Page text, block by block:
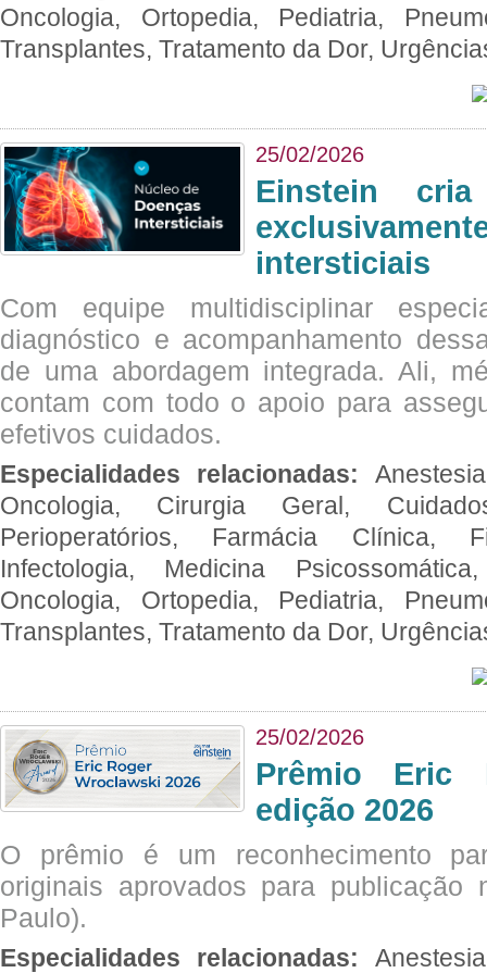
Oncologia, Ortopedia, Pediatria,
Transplantes, Tratamento da Dor,
25/02/2026
Einstein
intersticiais
Com equipe multidisciplinar
diagnóstico e acompanhamento
de uma abordagem integrada. Ali,
contam com todo o apoio para
efetivos cuidados.
Especialidades relacionadas:
Oncologia, Cirurgia Geral,
Perioperatórios, Farmácia Clínica,
Infectologia, Medicina
Oncologia, Ortopedia, Pediatria,
Transplantes, Tratamento da Dor,
25/02/2026
Prêmio Eric
edição 2026
O prêmio é um reconhecimento
originais aprovados para publicação
Paulo).
Especialidades relacionadas: